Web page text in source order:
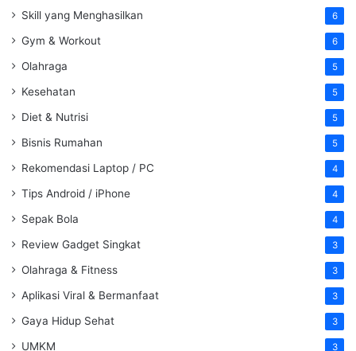
Skill yang Menghasilkan 6
Gym & Workout 6
Olahraga 5
Kesehatan 5
Diet & Nutrisi 5
Bisnis Rumahan 5
Rekomendasi Laptop / PC 4
Tips Android / iPhone 4
Sepak Bola 4
Review Gadget Singkat 3
Olahraga & Fitness 3
Aplikasi Viral & Bermanfaat 3
Gaya Hidup Sehat 3
UMKM 3